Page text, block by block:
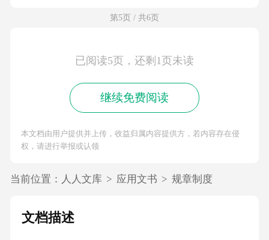
第5页 / 共6页
已阅读5页，还剩1页未读
继续免费阅读
本文档由用户提供并上传，收益归属内容提供方，若内容存在侵
权，请进行举报或认领
当前位置： 人人文库 > 应用文书 > 规章制度
文档描述